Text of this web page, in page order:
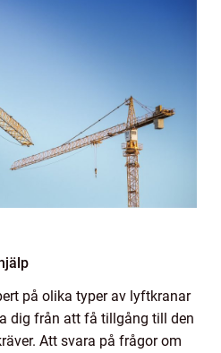
på olika typer av lyftkranar
dig från att få tillgång till den
Att svara på frågor om